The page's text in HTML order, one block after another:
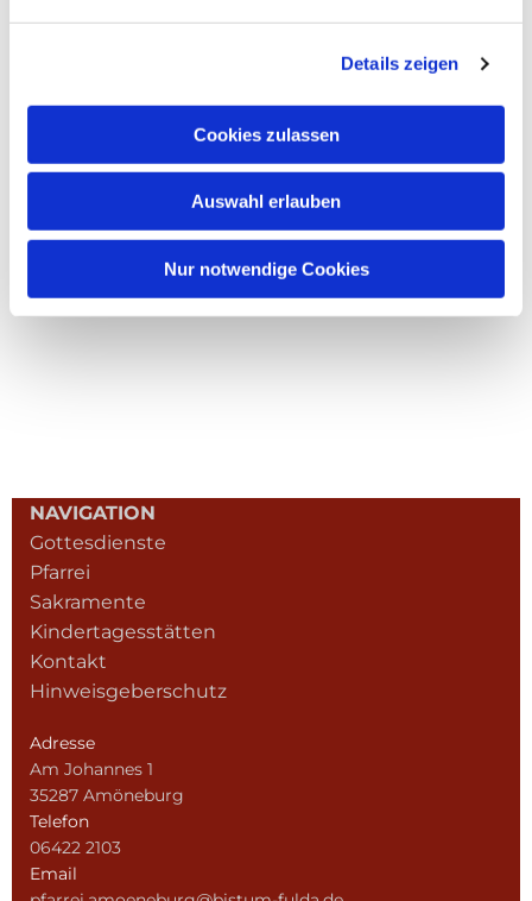
Details zeigen
Cookies zulassen
Auswahl erlauben
Nur notwendige Cookies
NAVIGATION
Gottesdienste
Pfarrei
Sakramente
Kindertagesstätten
Kontakt
Hinweisgeberschutz
Adresse
Am Johannes 1
35287 Amöneburg
Telefon
06422 2103
Email